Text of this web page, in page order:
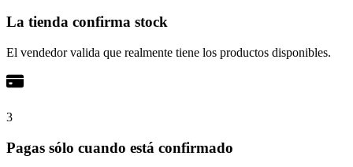
La tienda confirma stock
El vendedor valida que realmente tiene los productos disponibles.
3
Pagas sólo cuando está confirmado